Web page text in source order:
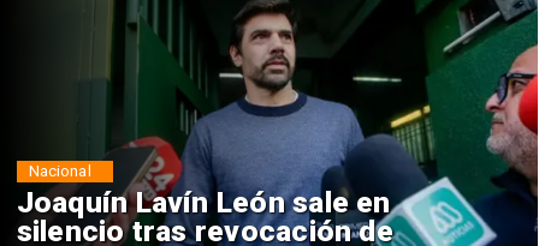
Chile y Venezuela formalizan
reinicio de relaciones
Nacional